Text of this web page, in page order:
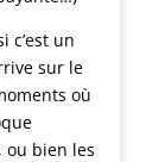
c’est un
sur le
où
ou bien les